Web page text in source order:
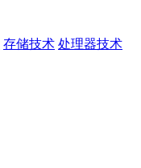
存储技术 处理器技术